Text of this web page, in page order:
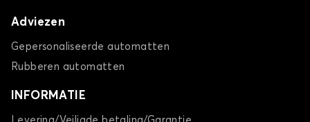
Adviezen
Gepersonaliseerde automatten
Rubberen automatten
INFORMATIE